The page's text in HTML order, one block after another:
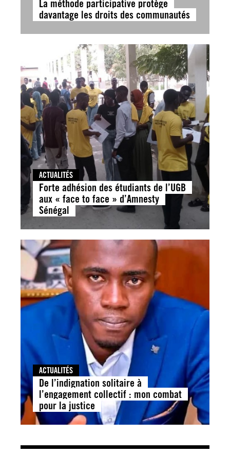
La méthode participative protège
davantage les droits des communautés
ACTUALITÉS
Forte adhésion des étudiants de l’UGB
aux « face to face » d’Amnesty
Sénégal
ACTUALITÉS
De l’indignation solitaire à
l’engagement collectif : mon combat
pour la justice